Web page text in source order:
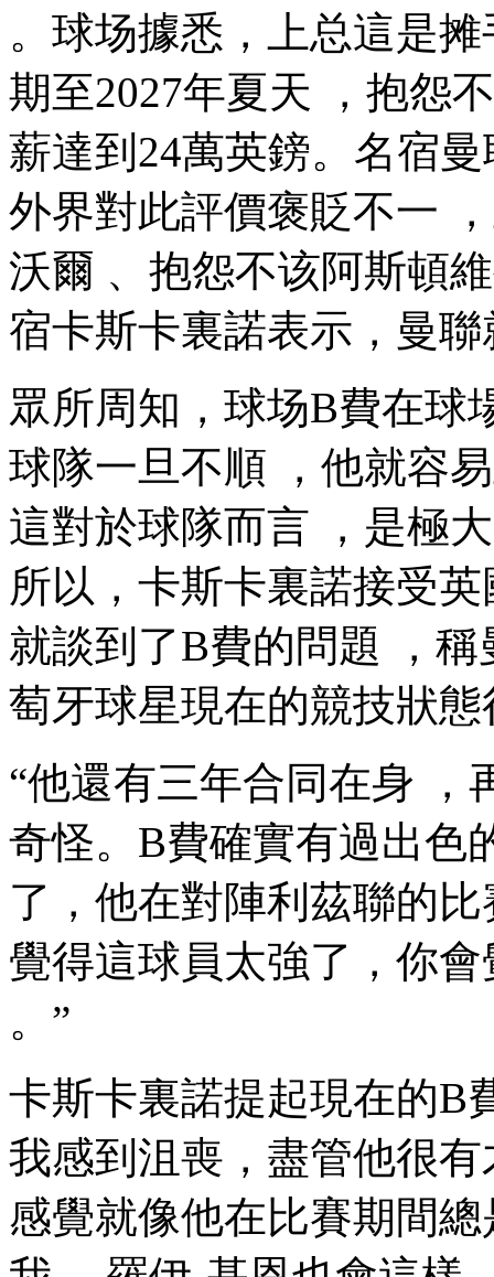
。球场據悉，上总這是摊
期至2027年夏天 ，抱怨
薪達到24萬英鎊 。名宿曼
外界對此評價褒貶不一 
沃爾 、抱怨不该阿斯
宿卡斯卡裏諾表示，
眾所周知，球场B費在
球隊一旦不順 ，他就容易
這對於球隊而言 ，是極大
所以，卡斯卡裏諾接受
就談到了B費的問題  ，
萄牙球星現在的競技狀態很
“他還有三年合同在身  
奇怪 。B費確實有過出
了 ，他在對陣利茲聯
覺得這球員太強了 ，
。”
卡斯卡裏諾提起現在的B費
我感到沮喪，盡管他很有
感覺就像他在比賽期間總是